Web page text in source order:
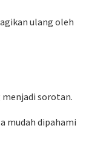
ulang oleh
menjadi sorotan.
mudah dipahami